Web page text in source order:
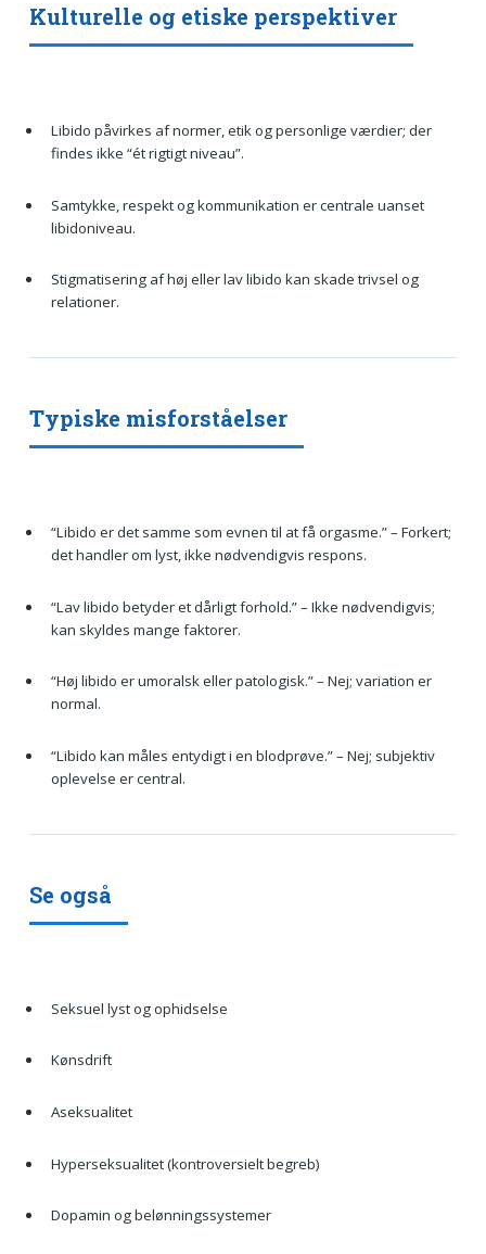
Kulturelle og etiske perspektiver
Libido påvirkes af normer, etik og personlige værdier; der
findes ikke “ét rigtigt niveau”.
Samtykke, respekt og kommunikation er centrale uanset
libidoniveau.
Stigmatisering af høj eller lav libido kan skade trivsel og
relationer.
Typiske misforståelser
“Libido er det samme som evnen til at få orgasme.” – Forkert;
det handler om lyst, ikke nødvendigvis respons.
“Lav libido betyder et dårligt forhold.” – Ikke nødvendigvis;
kan skyldes mange faktorer.
“Høj libido er umoralsk eller patologisk.” – Nej; variation er
normal.
“Libido kan måles entydigt i en blodprøve.” – Nej; subjektiv
oplevelse er central.
Se også
Seksuel lyst og ophidselse
Kønsdrift
Aseksualitet
Hyperseksualitet (kontroversielt begreb)
Dopamin og belønningssystemer